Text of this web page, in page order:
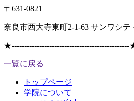
〒631-0821
奈良市西大寺東町2-1-63 サンワシテ
★-----------------------------------------------
一覧に戻る
トップページ
学院について